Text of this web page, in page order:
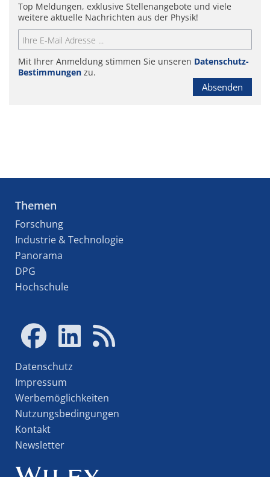
Top Meldungen, exklusive Stellenangebote und viele
weitere aktuelle Nachrichten aus der Physik!
Mit Ihrer Anmeldung stimmen Sie unseren Datenschutz-
Bestimmungen zu.
Absenden
Themen
Forschung
Industrie & Technologie
Panorama
DPG
Hochschule
Datenschutz
Impressum
Werbemöglichkeiten
Nutzungsbedingungen
Kontakt
Newsletter